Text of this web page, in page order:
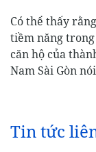
Có thể thấy
tiềm năng
căn hộ của
Nam Sài Gòn
Tin tức